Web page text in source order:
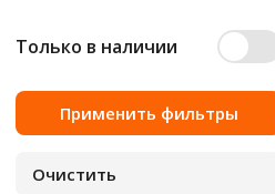
Только в наличии